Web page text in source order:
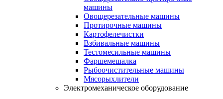
машины
Овощерезательные машины
Протирочные машины
Картофелечистки
Взбивальные машины
Тестомесильные машины
Фаршемешалка
Рыбоочистительные машины
Мясорыхлители
Электромеханическое оборудование